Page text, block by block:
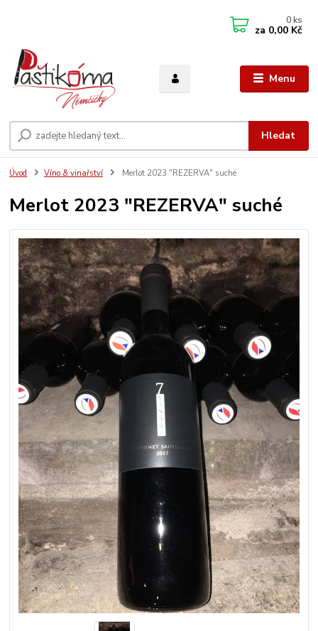
Menu
Hledat
0 ks
za 0,00 Kč
Úvod Víno & vinařství Merlot 2023 "REZERVA" suché
Merlot 2023 "REZERVA" suché